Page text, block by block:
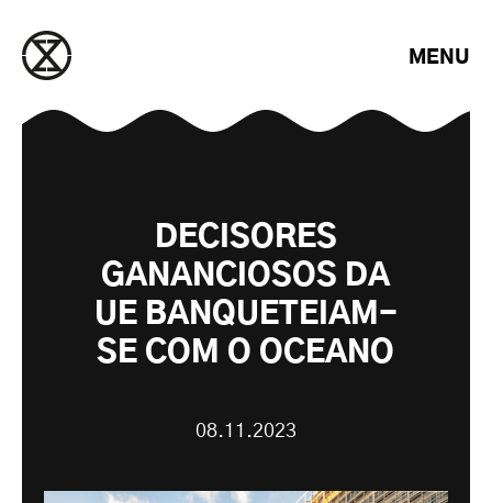
MENU
DECISORES
GANANCIOSOS DA
UE BANQUETEIAM-
SE COM O OCEANO
08.11.2023